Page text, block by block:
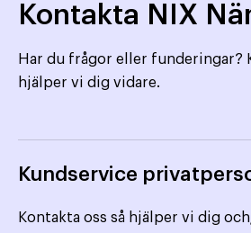
Kontakta NIX
Har du frågor eller funderingar?
hjälper vi dig vidare.
Kundservice
Kontakta oss så hjälper vi dig